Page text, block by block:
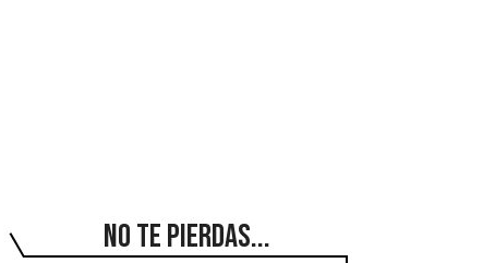
No te pierdas...